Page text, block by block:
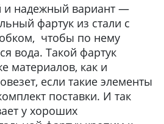
и надежный вариант —
фартук из стали с
чтобы по нему
вода. Такой фартук
материалов, как и
если такие элементы
поставки. И так
у хороших